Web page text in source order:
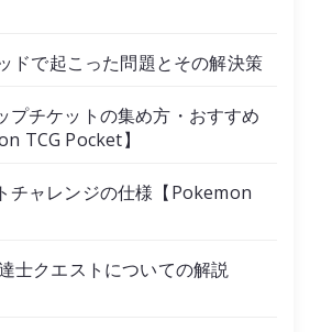
ドで起こった問題とその解決策
プチケットの集め方・おすすめ
TCG Pocket】
チャレンジの仕様【Pokemon
士クエストについての解説